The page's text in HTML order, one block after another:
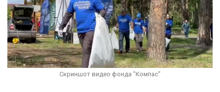
Скриншот видео фонда "Компас"